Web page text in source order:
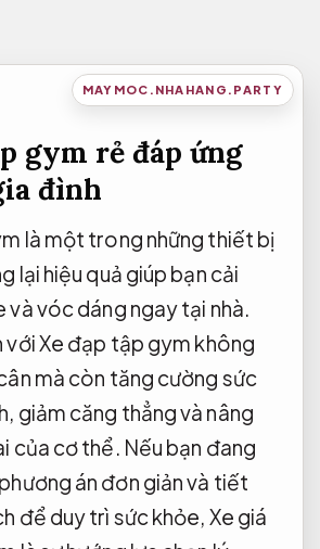
MAYMOC.NHAHANG.PARTY
gym rẻ đáp ứng
đình
là một trong những thiết bị
lại hiệu quả giúp bạn cải
và vóc dáng ngay tại nhà.
với Xe đạp tập gym không
mà còn tăng cường sức
giảm căng thẳng và nâng
của cơ thể. Nếu bạn đang
án đơn giản và tiết
để duy trì sức khỏe, Xe giá